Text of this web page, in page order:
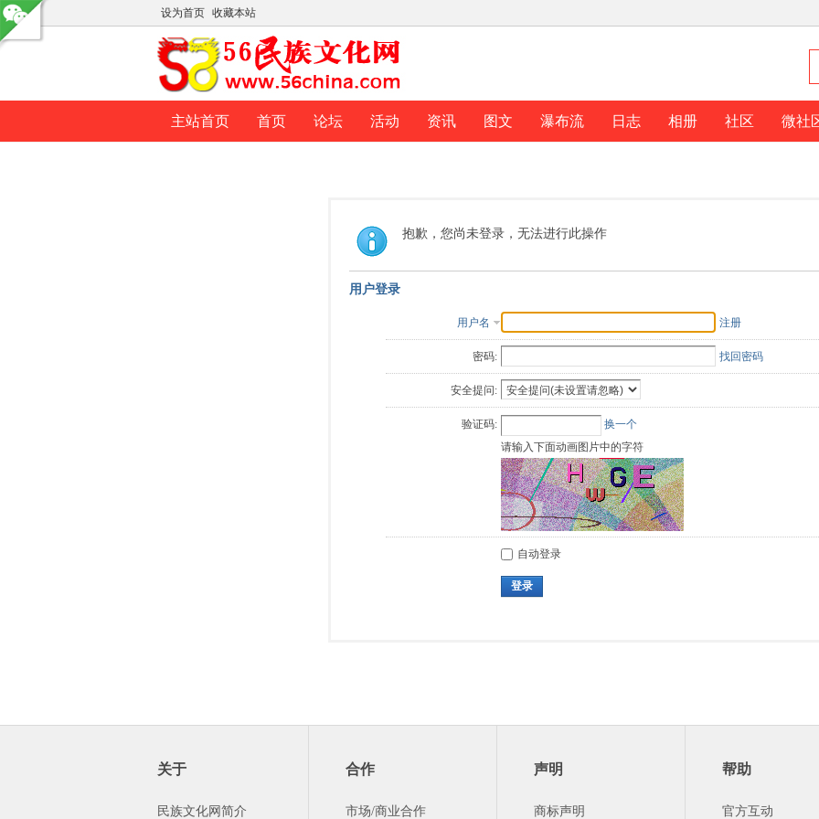
设为首页 收藏本站
主站首页 首页 论坛 活动 资讯 图文 瀑布流 日志 相册 社区 微社
抱歉，您尚未登录，无法进行此操作
用户登录
用户名 注册
密码: 找回密码
安全提问:
验证码:
换一个
请输入下面动画图片中的字符
自动登录
登录
关于
民族文化网简介
合作
市场/商业合作
声明
商标声明
帮助
官方互动